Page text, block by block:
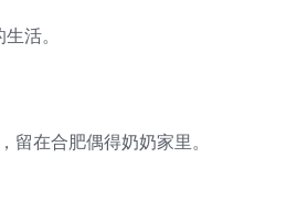
活。
在合肥偶得奶奶家里。